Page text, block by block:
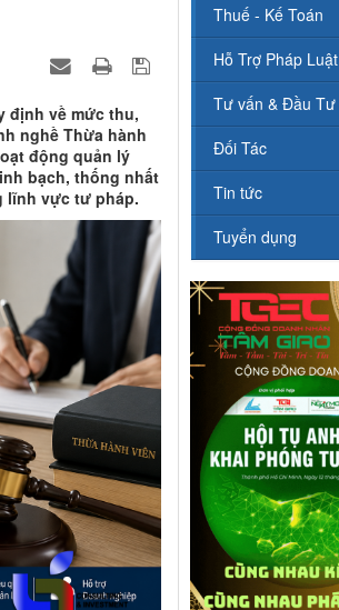
định về mức thu,
nghề Thừa hành
động quản lý
bạch, thống nhất
lĩnh vực tư pháp.
Thuế - Kế Toán
Hỗ Trợ Pháp Luật
Tư vấn & Đầu Tư
Đối Tác
Tin tức
Tuyển dụng